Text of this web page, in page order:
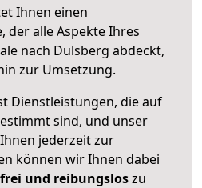
Ihnen einen
der alle Aspekte Ihres
nach Dulsberg abdeckt,
zur Umsetzung.
Dienstleistungen, die auf
sind, und unser
jederzeit zur
können wir Ihnen dabei
und reibungsloszu